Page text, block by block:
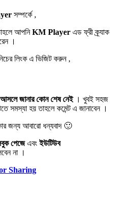
সম্পর্কে ,
আপনিKM Player এড ফ্রী ক্র্যাক
।
লিংক এ ভিজিট করুন ,
আসলে জানার কোন শেষ নেই। খুবই সহজ
সমস্যা হয় তাহলে কমেন্ট এ জানাবেন ।
জন্য আবারো ধন্যবাদ 🙂
পেজেএবংইউটিউব
না ।
Sharing